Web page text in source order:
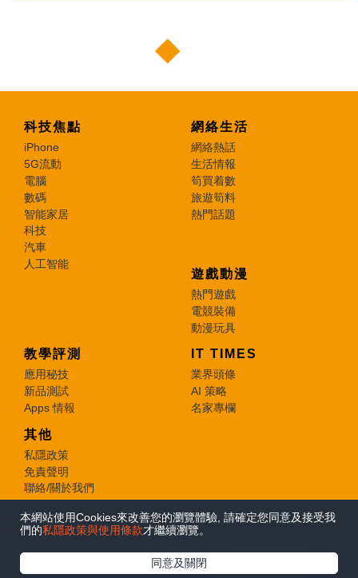
本網站使用Cookies來改善您的瀏覽體驗, 請確定您同意及接受我
們的私隱政策與使用條款才繼續瀏覽。
同意及關閉
科技焦點
iPhone
5G流動
電腦
數碼
智能家居
科技
汽車
人工智能
網絡生活
網絡熱話
生活情報
筍買着數
旅遊筍料
熱門話題
遊戲動漫
熱門遊戲
電競裝備
動漫玩具
教學評測
應用秘技
新品測試
Apps 情報
IT TIMES
業界頭條
AI 策略
名家專欄
其他
私隱政策
免責聲明
聯絡/關於我們
© 2026 e-zone. All Rights Reserved.